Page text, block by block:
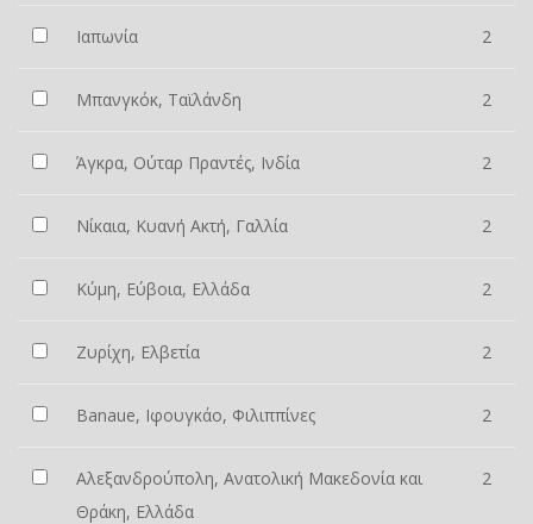
Ιαπωνία 2
Μπανγκόκ, Ταϊλάνδη 2
Άγκρα, Ούταρ Πραντές, Ινδία 2
Νίκαια, Κυανή Ακτή, Γαλλία 2
Κύμη, Εύβοια, Ελλάδα 2
Ζυρίχη, Ελβετία 2
Banaue, Ιφουγκάο, Φιλιππίνες 2
Αλεξανδρούπολη, Ανατολική Μακεδονία και
Θράκη, Ελλάδα
2